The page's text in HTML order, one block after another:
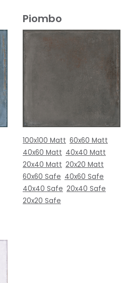
Piombo
100x100 Matt 60x60 Matt
40x60 Matt 40x40 Matt
20x40 Matt 20x20 Matt
60x60 Safe 40x60 Safe
40x40 Safe 20x40 Safe
20x20 Safe